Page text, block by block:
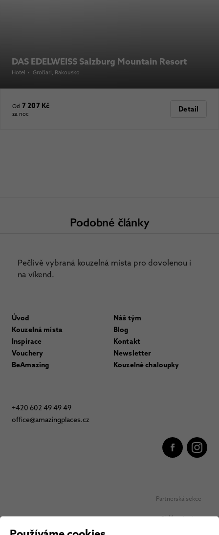
DAS EDELWEISS Salzburg Mountain Resort
Hotel • Großarl , Rakousko
Od 7 207 Kč
za noc
Detail
Podobné články
Pečlivě vybraná kouzelná místa pro dovolenou i
na víkend.
Úvod
Kouzelná místa
Inspirace
Vouchery
BeAmazing
Náš tým
Blog
Kontakt
Newsletter
Kouzelné chaloupky
+420 602 49 49 49
office@amazingplaces.cz
Partnerská sekce
Oblíbená místa